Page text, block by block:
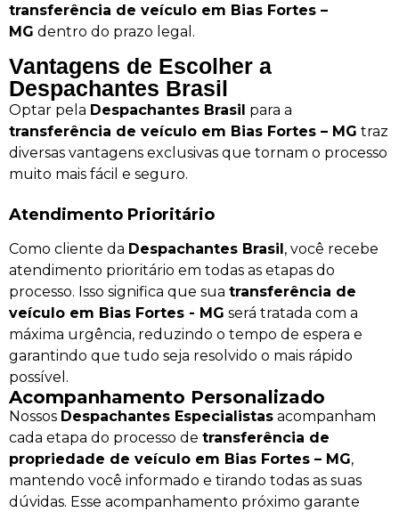
transferência de veículo em Bias Fortes –
MG dentro do prazo legal.
Vantagens de Escolher a
Despachantes Brasil
Optar pela Despachantes Brasil para a
transferência de veículo em Bias Fortes – MG traz
diversas vantagens exclusivas que tornam o processo
muito mais fácil e seguro.
Atendimento Prioritário
Como cliente da Despachantes Brasil, você recebe
atendimento prioritário em todas as etapas do
processo. Isso significa que sua transferência de
veículo em Bias Fortes - MG será tratada com a
máxima urgência, reduzindo o tempo de espera e
garantindo que tudo seja resolvido o mais rápido
possível.
Acompanhamento Personalizado
Nossos Despachantes Especialistas acompanham
cada etapa do processo de transferência de
propriedade de veículo em Bias Fortes – MG,
mantendo você informado e tirando todas as suas
dúvidas. Esse acompanhamento próximo garante